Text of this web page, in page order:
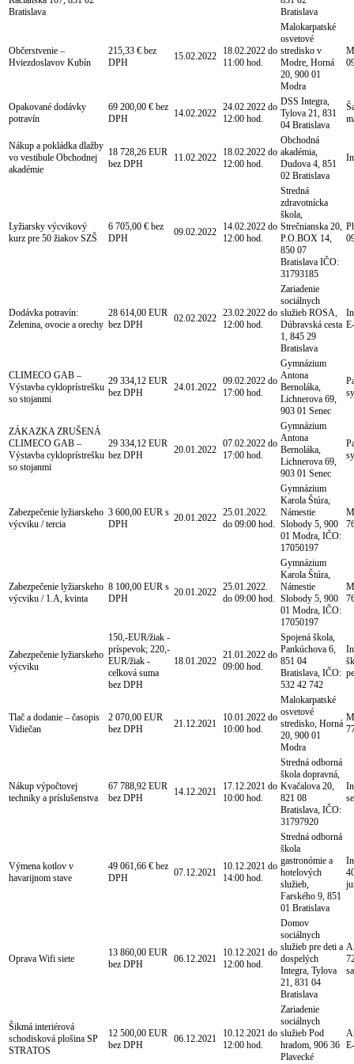
Bratislava
Bratislava
Občerstvenie –
Hviezdoslavov Kubín
215,33 € bez
DPH
15.02.2022
18.02.2022 do
11:00 hod.
Malokarpatské
osvetové
stredisko v
Modre, Horná
20, 900 01
Modra
Opakované dodávky
potravín
69 200,00 € bez
DPH
14.02.2022
24.02.2022 do
12:00 hod.
DSS Integra,
Tylova 21, 831
04 Bratislava
Nákup a pokládka dlažby
vo vestibule Obchodnej
akadémie
18 728,26 EUR
bez DPH
11.02.2022
18.02.2022 do
12:00 hod.
Obchodná
akadémia,
Dudova 4, 851
02 Bratislava
Lyžiarsky výcvikový
kurz pre 50 žiakov SZŠ
6 705,00 € bez
DPH
09.02.2022
14.02.2022 do
12:00 hod.
Stredná
zdravotnícka
škola,
Strečnianska 20,
P.O.BOX 14,
850 07
Bratislava IČO:
31793185
Dodávka potravín:
Zelenina, ovocie a orechy
28 614,00 EUR
bez DPH
02.02.2022 23.02.2022 do
12:00 hod.
Zariadenie
sociálnych
služieb ROSA,
Dúbravská cesta
1, 845 29
Bratislava
CLIMECO GAB –
Výstavba cykloprístrešku
so stojanmi
29 334,12 EUR
bez DPH
24.01.2022
09.02.2022 do
17:00 hod.
Gymnázium
Antona
Bernoláka,
Lichnerova 69,
903 01 Senec
ZÁKAZKA ZRUŠENÁ
CLIMECO GAB –
Výstavba cykloprístrešku
so stojanmi
29 334,12 EUR
bez DPH
20.01.2022
07.02.2022 do
17:00 hod.
Gymnázium
Antona
Bernoláka,
Lichnerova 69,
903 01 Senec
Zabezpečenie lyžiarskeho
výcviku / tercia
3 600,00 EUR s
DPH
20.01.2022 25.01.2022.
do 09:00 hod.
Gymnázium
Karola Štúra,
Námestie
Slobody 5, 900
01 Modra, IČO:
17050197
Zabezpečenie lyžiarskeho
výcviku / 1.A, kvinta
8 100,00 EUR s
DPH
20.01.2022 25.01.2022.
do 09:00 hod.
Gymnázium
Karola Štúra,
Námestie
Slobody 5, 900
01 Modra, IČO:
17050197
Zabezpečenie lyžiarskeho
výcviku
150,-EUR/žiak -
príspevok; 220,-
EUR/žiak -
celková suma
bez DPH
18.01.2022
21.01.2022 do
09:00 hod.
Spojená škola,
Pankúchova 6,
851 04
Bratislava, IČO:
532 42 742
Tlač a dodanie – časopis
Vidiečan
2 070,00 EUR
bez DPH
21.12.2021
10.01.2022 do
10:00 hod.
Malokarpatské
osvetové
stredisko, Horná
20, 900 01
Modra
Nákup výpočtovej
techniky a príslušenstva
67 788,92 EUR
bez DPH
14.12.2021
17.12.2021 do
10:00 hod.
Stredná odborná
škola dopravná,
Kvačalova 20,
821 08
Bratislava, IČO:
31797920
Výmena kotlov v
havarijnom stave
49 061,66 € bez
DPH
07.12.2021
10.12.2021 do
14:00 hod.
Stredná odborná
škola
gastronómie a
hotelových
služieb,
Farského 9, 851
01 Bratislava
Oprava Wifi siete
13 860,00 EUR
bez DPH
06.12.2021
10.12.2021 do
12:00 hod.
Domov
sociálnych
služieb pre deti a
dospelých
Integra, Tylova
21, 831 04
Bratislava
Šikmá interiérová
schodisková plošina SP
STRATOS
12 500,00 EUR
bez DPH
06.12.2021
10.12.2021 do
12:00 hod.
Zariadenie
sociálnych
služieb Pod
hradom, 906 36
Plavecké